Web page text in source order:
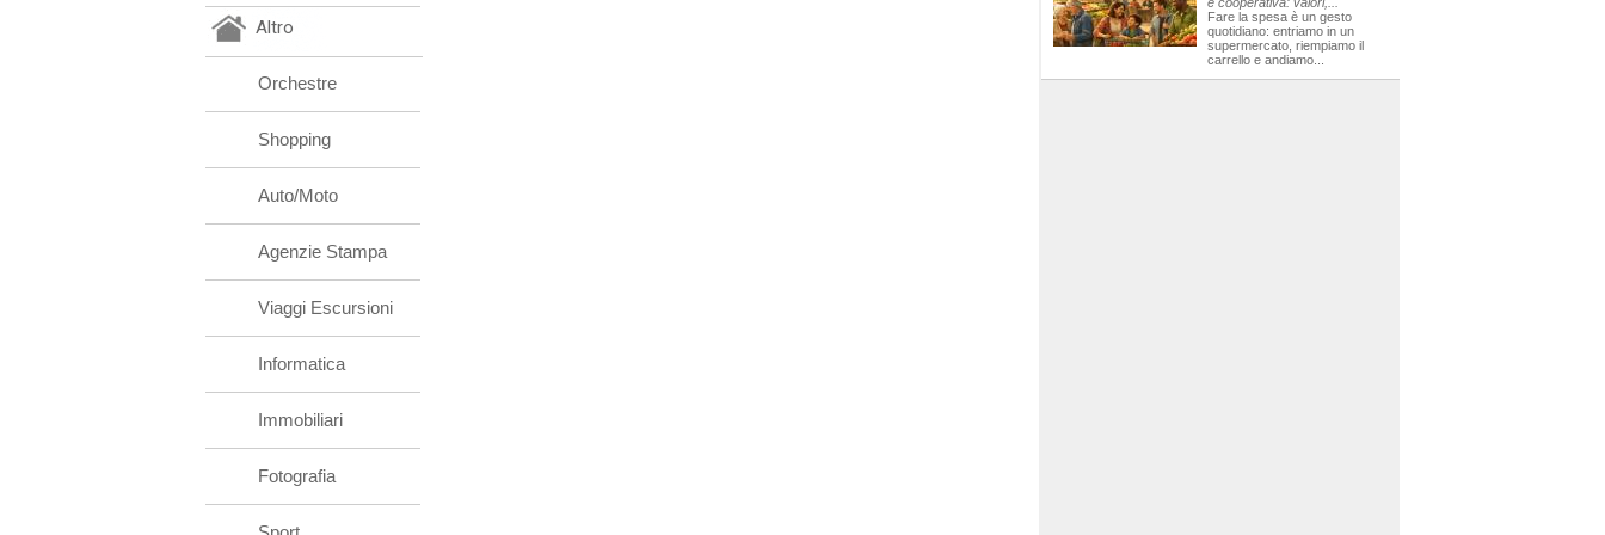
Altro
Orchestre
Shopping
Auto/Moto
Agenzie Stampa
Viaggi Escursioni
Informatica
Immobiliari
Fotografia
Fare la spesa è un gesto
quotidiano: entriamo in un
supermercato, riempiamo il
carrello e andiamo...